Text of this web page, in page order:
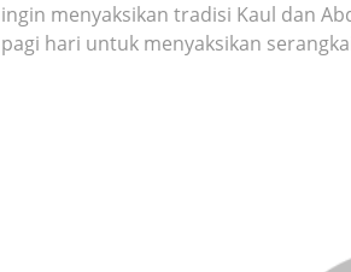
ingin menyaksikan tradisi Kaul dan
pagi hari untuk menyaksikan